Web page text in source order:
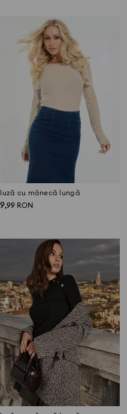
cu mânecă lungă
,99 RON